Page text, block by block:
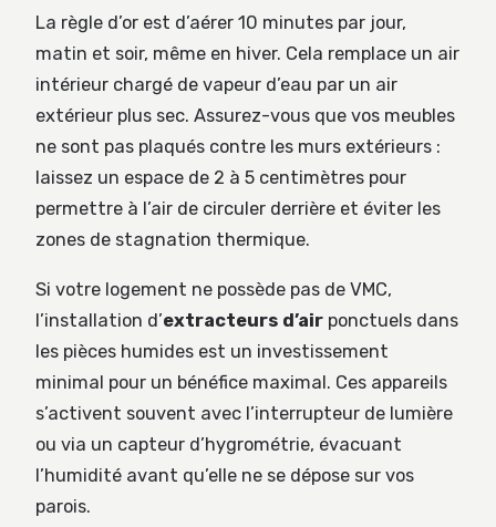
La règle d’or est d’aérer 10 minutes par jour,
matin et soir, même en hiver. Cela remplace un air
intérieur chargé de vapeur d’eau par un air
extérieur plus sec. Assurez-vous que vos meubles
ne sont pas plaqués contre les murs extérieurs :
laissez un espace de 2 à 5 centimètres pour
permettre à l’air de circuler derrière et éviter les
zones de stagnation thermique.
Si votre logement ne possède pas de VMC,
l’installation d’extracteurs d’air ponctuels dans
les pièces humides est un investissement
minimal pour un bénéfice maximal. Ces appareils
s’activent souvent avec l’interrupteur de lumière
ou via un capteur d’hygrométrie, évacuant
l’humidité avant qu’elle ne se dépose sur vos
parois.